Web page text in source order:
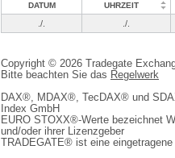
DATUM UHRZEIT
./. ./.
Copyright © 2026 Tradegate
Bitte beachten Sie das Regelwerk
DAX®, MDAX®, TecDAX® und
Index GmbH
EURO STOXX®-Werte bezeichnet
und/oder ihrer Lizenzgeber
TRADEGATE® ist eine